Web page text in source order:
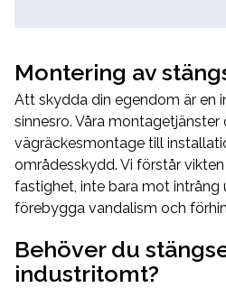
Montering av
Att skydda din egendom är en
sinnesro. Våra
vägräckesmontage till
områdesskydd. Vi förstår
fastighet, inte bara mot
förebygga vandalism och
Behöver du
industritomt?